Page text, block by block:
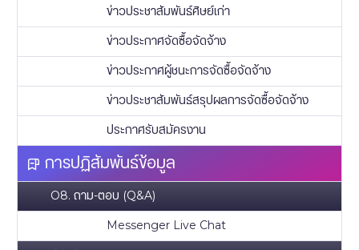
ข่าวประชาสัมพันธ์ศิษย์เก่า
ข่าวประกาศจัดซื้อจัดจ้าง
ข่าวประกาศผู้ชนะการจัดซื้อจัดจ้าง
ข่าวประชาสัมพันธ์สรุปผลการจัดซื้อจัดจ้าง
ประกาศรับสมัครงาน
การปฏิสัมพันธ์ข้อมูล
O8. ถาม-ตอบ (Q&A)
Messenger Live Chat